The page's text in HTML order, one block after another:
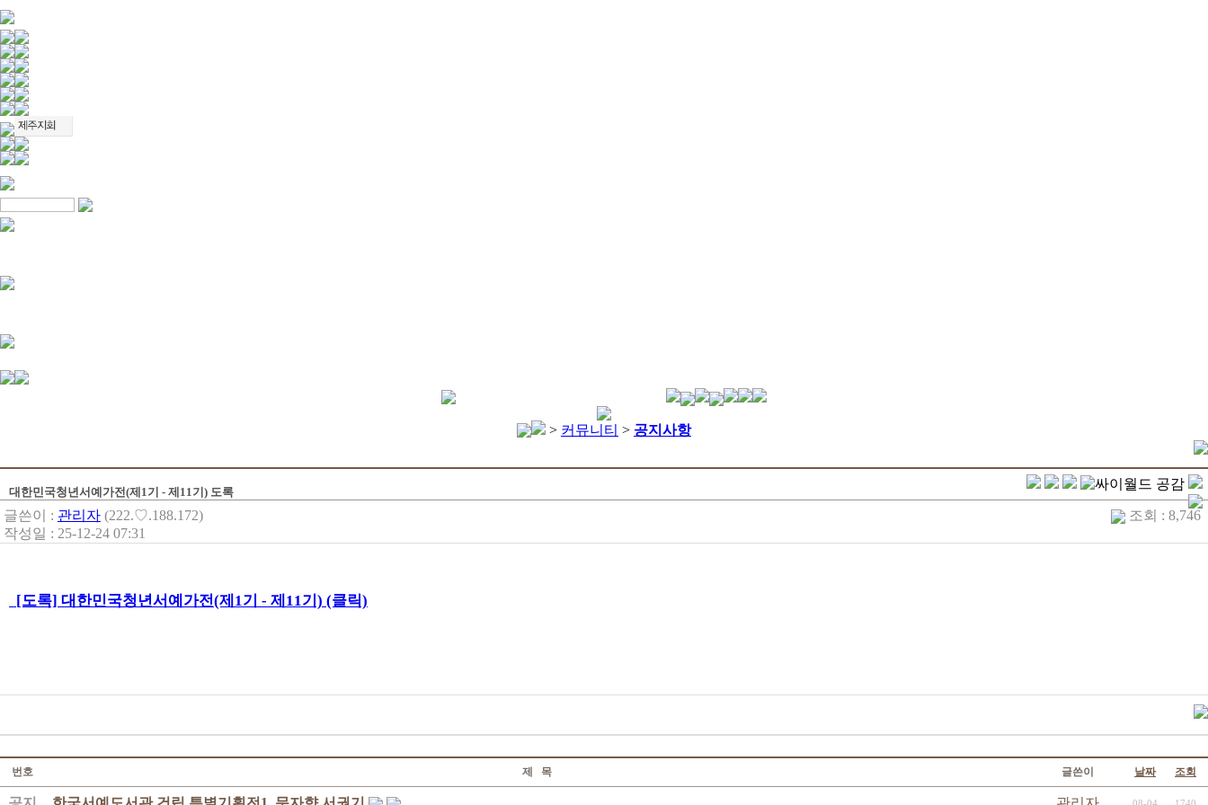
> 커뮤니티 > 공지사항
대한민국청년서예가전(제1기 - 제11기) 도록
글쓴이 : 관리자 (222.♡.188.172)
작성일 : 25-12-24 07:31
조회 : 8,746
[도록] 대한민국청년서예가전(제1기 - 제11기) (클릭)
번호 제 목 글쓴이 날짜 조회